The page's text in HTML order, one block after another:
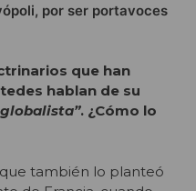
por ser portavoces
que han
hablan de su
. ¿Cómo lo
también lo planteó